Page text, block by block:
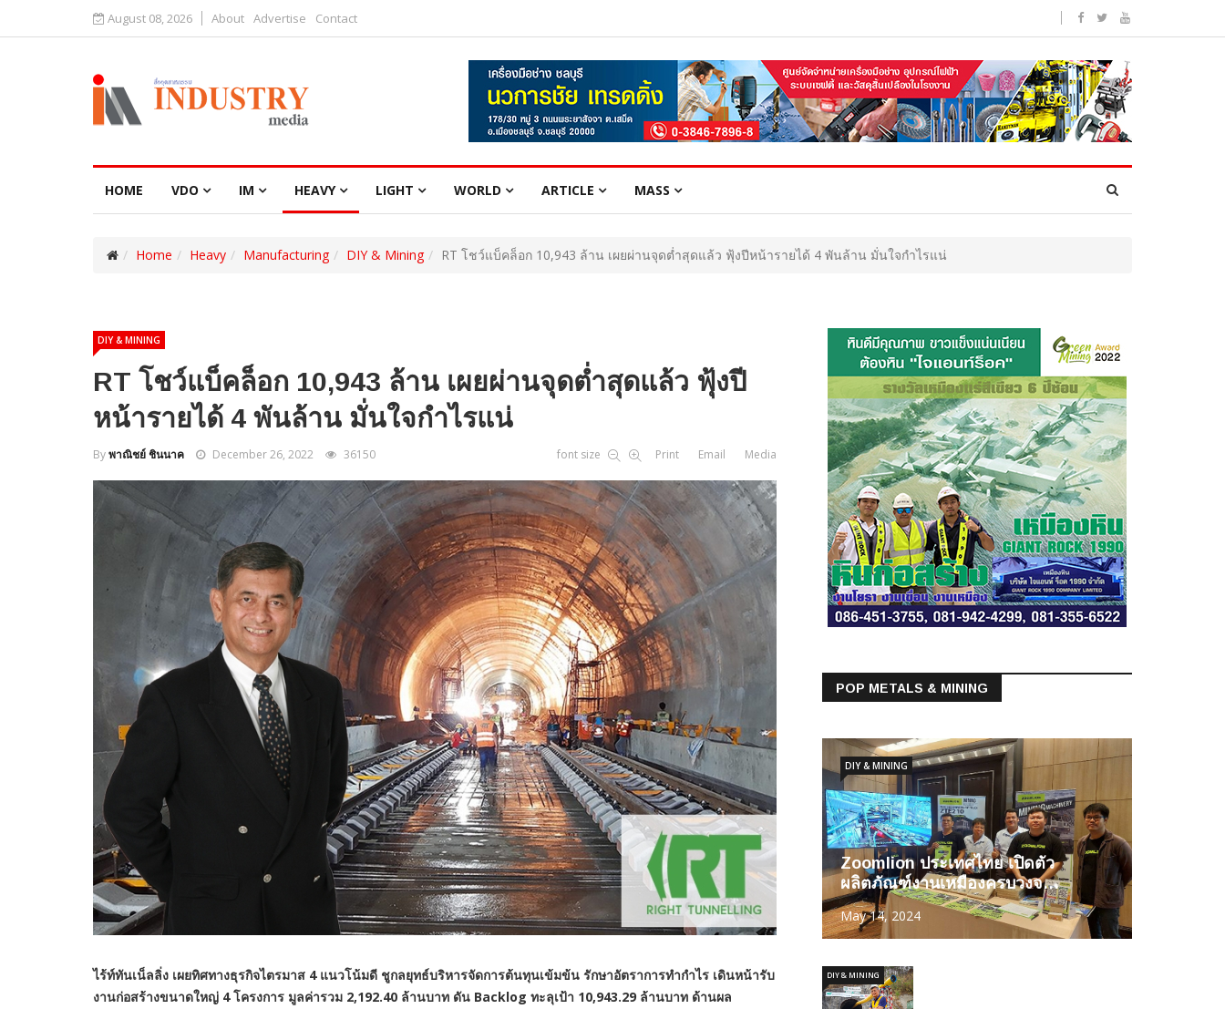
August 08, 2026 About Advertise Contact
HOME VDO IM HEAVY LIGHT WORLD ARTICLE MASS
Home Heavy Manufacturing DIY & Mining RT โชว์แบ็คล็อก 10,943 ล้าน เผยผ่านจุดต่ำสุดแล้ว ฟุ้งปีหน้ารายได้ 4 พันล้าน มั่นใจกำไรแน่
DIY & MINING
RT โชว์แบ็คล็อก 10,943 ล้าน เผยผ่านจุดต่ำสุดแล้ว ฟุ้งปี
หน้ารายได้ 4 พันล้าน มั่นใจกำไรแน่
Byพาณิชย์ ชินนาค December 26, 2022 36150 font size Print Email Media
ไร้ท์ทันเน็ลลิ่ง เผยทิศทางธุรกิจไตรมาส 4 แนวโน้มดี ชูกลยุทธ์บริหารจัดการต้นทุนเข้มข้น รักษาอัตราการทำกำไร เดินหน้ารับ
งานก่อสร้างขนาดใหญ่ 4 โครงการ มูลค่ารวม 2,192.40 ล้านบาท ดัน Backlog ทะลุเป้า 10,943.29 ล้านบาท ด้านผล
POP METALS & MINING
Zoomlion ประเทศไทย เปิดตัว
ผลิตภัณฑ์งานเหมืองครบวงจ…
May 14, 2024
DIY & MINING
DIY & MINING